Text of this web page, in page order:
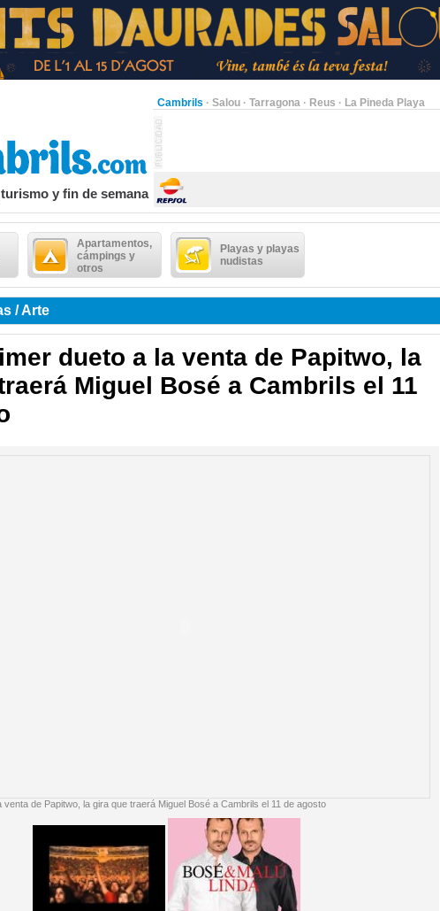
Cambrils · Salou · Tarragona · Reus · La Pineda Playa
y fin de semana
Apartamentos,
cámpings y
otros
Playas y playas
nudistas
/ Arte
dueto a la venta de Papitwo, la
Miguel Bosé a Cambrils el 11
venta de Papitwo, la gira que traerá Miguel Bosé a Cambrils el 11 de agosto